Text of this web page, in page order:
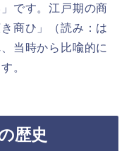
です。江戸期の商
商ひ」（読み：は
当時から比喩的に
。
歴史